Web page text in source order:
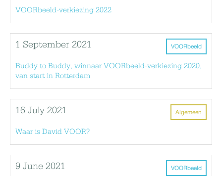
VOORbeeld-verkiezing 2022
VOORbeeld
1 September 2021
Buddy to Buddy, winnaar VOORbeeld-verkiezing 2020,
van start in Rotterdam
Algemeen
16 July 2021
Waar is David VOOR?
VOORbeeld
9 June 2021